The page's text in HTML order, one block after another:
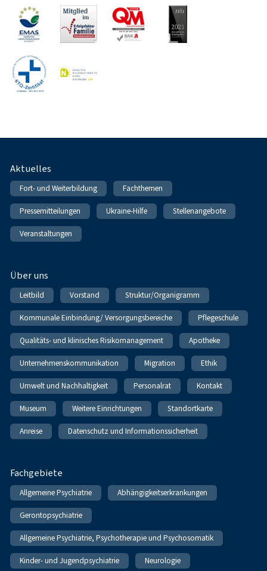
Fußnavigation
Aktuelles
Fort- und Weiterbildung Fachthemen
Pressemitteilungen Ukraine-Hilfe Stellenangebote
Veranstaltungen
Über uns
Leitbild Vorstand Struktur/Organigramm
Kommunale Einbindung/ Versorgungsbereiche Pflegeschule
Qualitäts- und klinisches Risikomanagement Apotheke
Unternehmenskommunikation Migration Ethik
Umwelt und Nachhaltigkeit Personalrat Kontakt
Museum Weitere Einrichtungen Standortkarte
Anreise Datenschutz und Informationssicherheit
Fachgebiete
Allgemeine Psychiatrie Abhängigkeitserkrankungen
Gerontopsychiatrie
Allgemeine Psychiatrie, Psychotherapie und Psychosomatik
Kinder- und Jugendpsychiatrie Neurologie